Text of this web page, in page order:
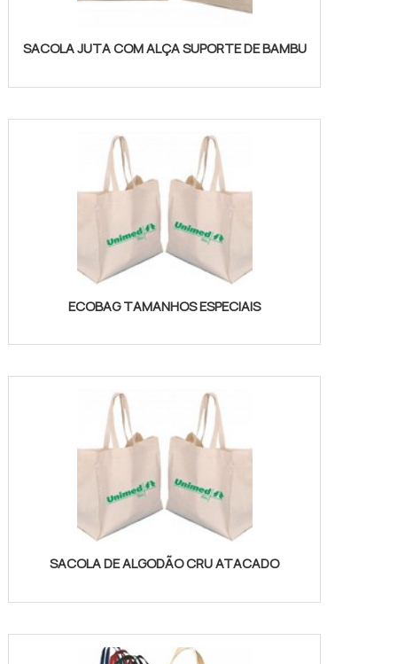
SACOLA JUTA COM ALÇA SUPORTE DE BAMBU
ECOBAG TAMANHOS ESPECIAIS
SACOLA DE ALGODÃO CRU ATACADO